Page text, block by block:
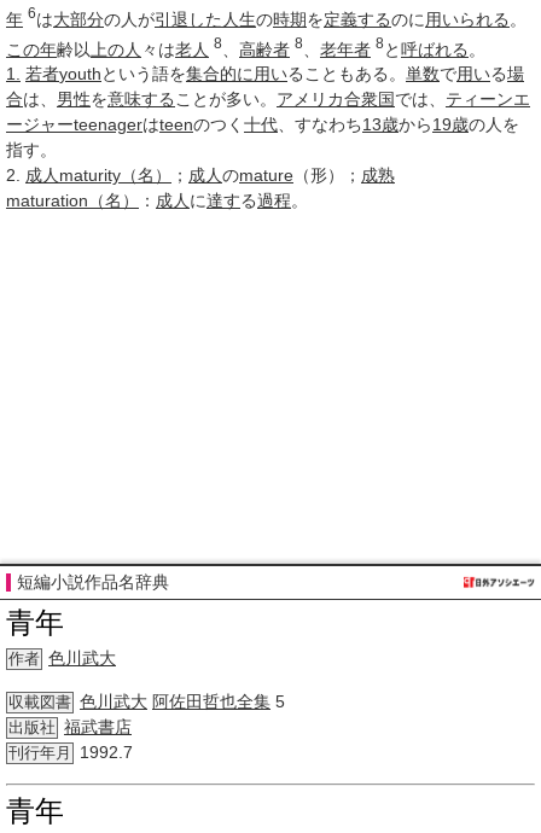
年 6は大部分の人が引退した 人生の時期を定義するのに 用いられる 。
この年齢以 上の人 々は老人 8 高齢者 8 老年者 8と呼ばれる 。
1. 若者youthという語を集合的に用いることもある。 単数で用いる場
合は、 男性を意味することが多い。 アメリカ合衆国では、 ティーンエ
ージャーteenagerはteenのつく 十代、すなわち13歳から19歳の人を
指す。
2. 成人maturity （名） ； 成人のmature （形）； 成熟
maturation （名） ： 成人に達する過程。
短編小説作品名辞典
青年
作者 色川武大
収載図書 色川武大 阿佐田哲也全集 5
出版社 福武書店
刊行年月 1992.7
青年